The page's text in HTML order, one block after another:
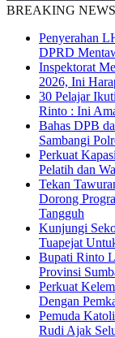
BREAKING NEWS
Penyerahan
DPRD
Inspektorat
2026, Ini
30 Pelajar
Rinto : Ini
Bahas DPB
Sambangi
Perkuat
Pelatih dan
Tekan
Dorong
Tangguh
Kunjungi
Tuapejat
Bupati Rinto
Provinsi
Perkuat
Dengan
Pemuda
Rudi Ajak